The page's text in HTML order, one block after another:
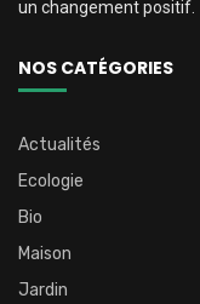
un changement positif.
NOS CATÉGORIES
Actualités
Ecologie
Bio
Maison
Jardin